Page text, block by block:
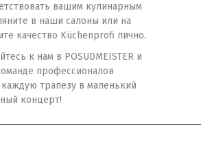
вашим кулинарным
в наши салоны или на
качество Küchenprofi лично.
к нам в POSUDMEISTER и
профессионалов
трапезу в маленький
концерт!